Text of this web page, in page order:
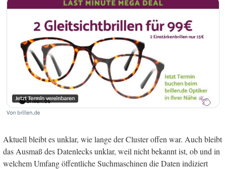
Aktuell bleibt es unklar, wie lange der Cluster offen war. Auch bleibt
das Ausmaß des Datenlecks unklar, weil nicht bekannt ist, ob und in
welchem Umfang öffentliche Suchmaschinen die Daten indiziert